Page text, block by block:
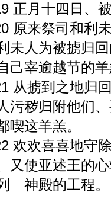
正月十四日、
原来祭司和利
未人为被掳归
己宰逾越节的
从掳到之地归
污秽归附他们
喫这羊羔。
欢欢喜喜地守
又使亚述王的
神殿的工程。